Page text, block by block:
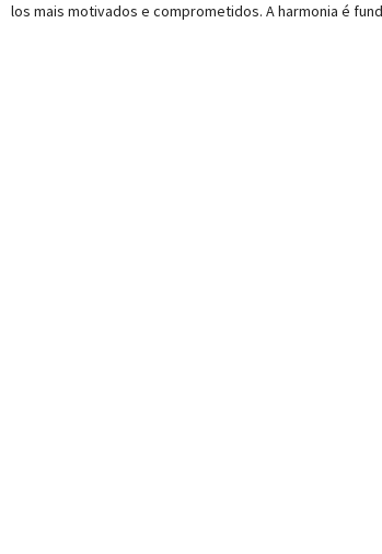
los mais motivados e comprometidos. A harmonia é